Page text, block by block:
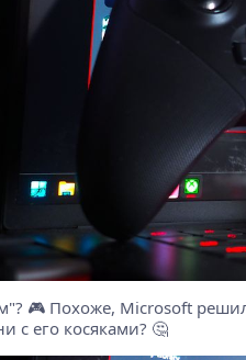
🎮 Похоже, Microsoft
с его косяками? 🤔